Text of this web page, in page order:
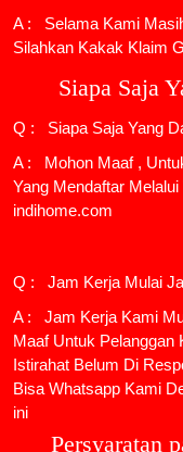
A : Selama Kami
Silahkan Kakak Klaim
Siapa Saja
Q : Siapa Saja Yang
A : Mohon Maaf ,
Yang Mendaftar
indihome.com
Q : Jam Kerja Mulai
A : Jam Kerja Kami
Maaf Untuk Pelanggan
Istirahat Belum Di
Bisa Whatsapp Kami
ini
Persyaratan